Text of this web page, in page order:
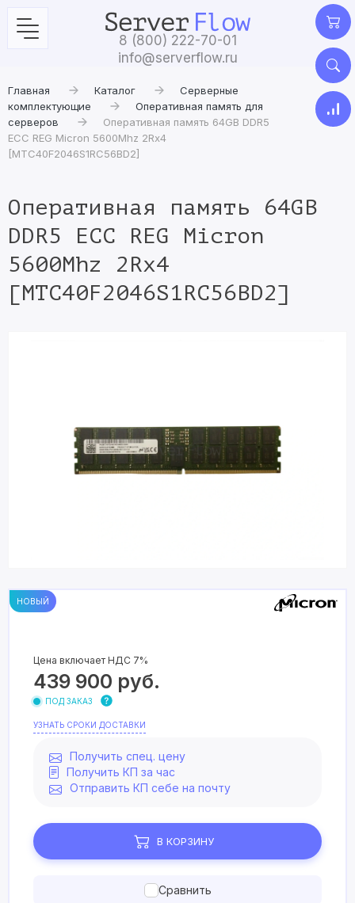
8 (800) 222-70-01
info@serverflow.ru
Главная Каталог
Серверные
комплектующие
Оперативная память для
серверов
Оперативная память 64GB DDR5
ECC REG Micron 5600Mhz 2Rx4
[MTC40F2046S1RC56BD2]
Оперативная память 64GB
DDR5 ECC REG Micron
5600Mhz 2Rx4
[MTC40F2046S1RC56BD2]
НОВЫЙ
Цена включает НДС 7%
439 900 руб.
ПОД ЗАКАЗ
УЗНАТЬ СРОКИ ДОСТАВКИ
Получить спец. цену
Получить КП за час
Отправить КП себе на почту
В КОРЗИНУ
Сравнить